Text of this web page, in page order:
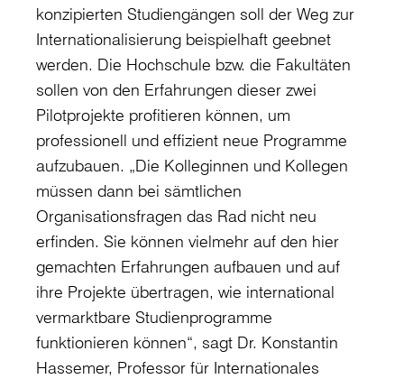
konzipierten Studiengängen soll der Weg zur
Internationalisierung beispielhaft geebnet
werden. Die Hochschule bzw. die Fakultäten
sollen von den Erfahrungen dieser zwei
Pilotprojekte profitieren können, um
professionell und effizient neue Programme
aufzubauen. „Die Kolleginnen und Kollegen
müssen dann bei sämtlichen
Organisationsfragen das Rad nicht neu
erfinden. Sie können vielmehr auf den hier
gemachten Erfahrungen aufbauen und auf
ihre Projekte übertragen, wie international
vermarktbare Studienprogramme
funktionieren können“, sagt Dr. Konstantin
Hassemer, Professor für Internationales